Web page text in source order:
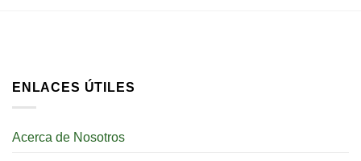
ENLACES ÚTILES
Acerca de Nosotros